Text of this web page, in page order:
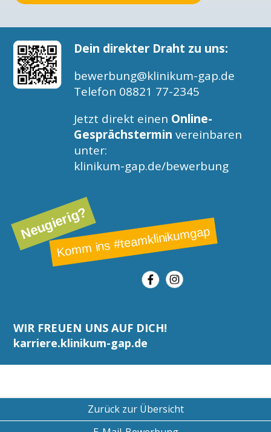
Dein direkter Draht zu uns:
bewerbung@klinikum-gap.de
Telefon 08821 77-2345
Jetzt direkt einen Online-
Gesprächstermin vereinbaren
unter:
klinikum-gap.de/bewerbung
Neugierig?Komm ins #teamklinikumgap
WIR FREUEN UNS AUF DICH!
karriere.klinikum-gap.de
Zurück zur Übersicht